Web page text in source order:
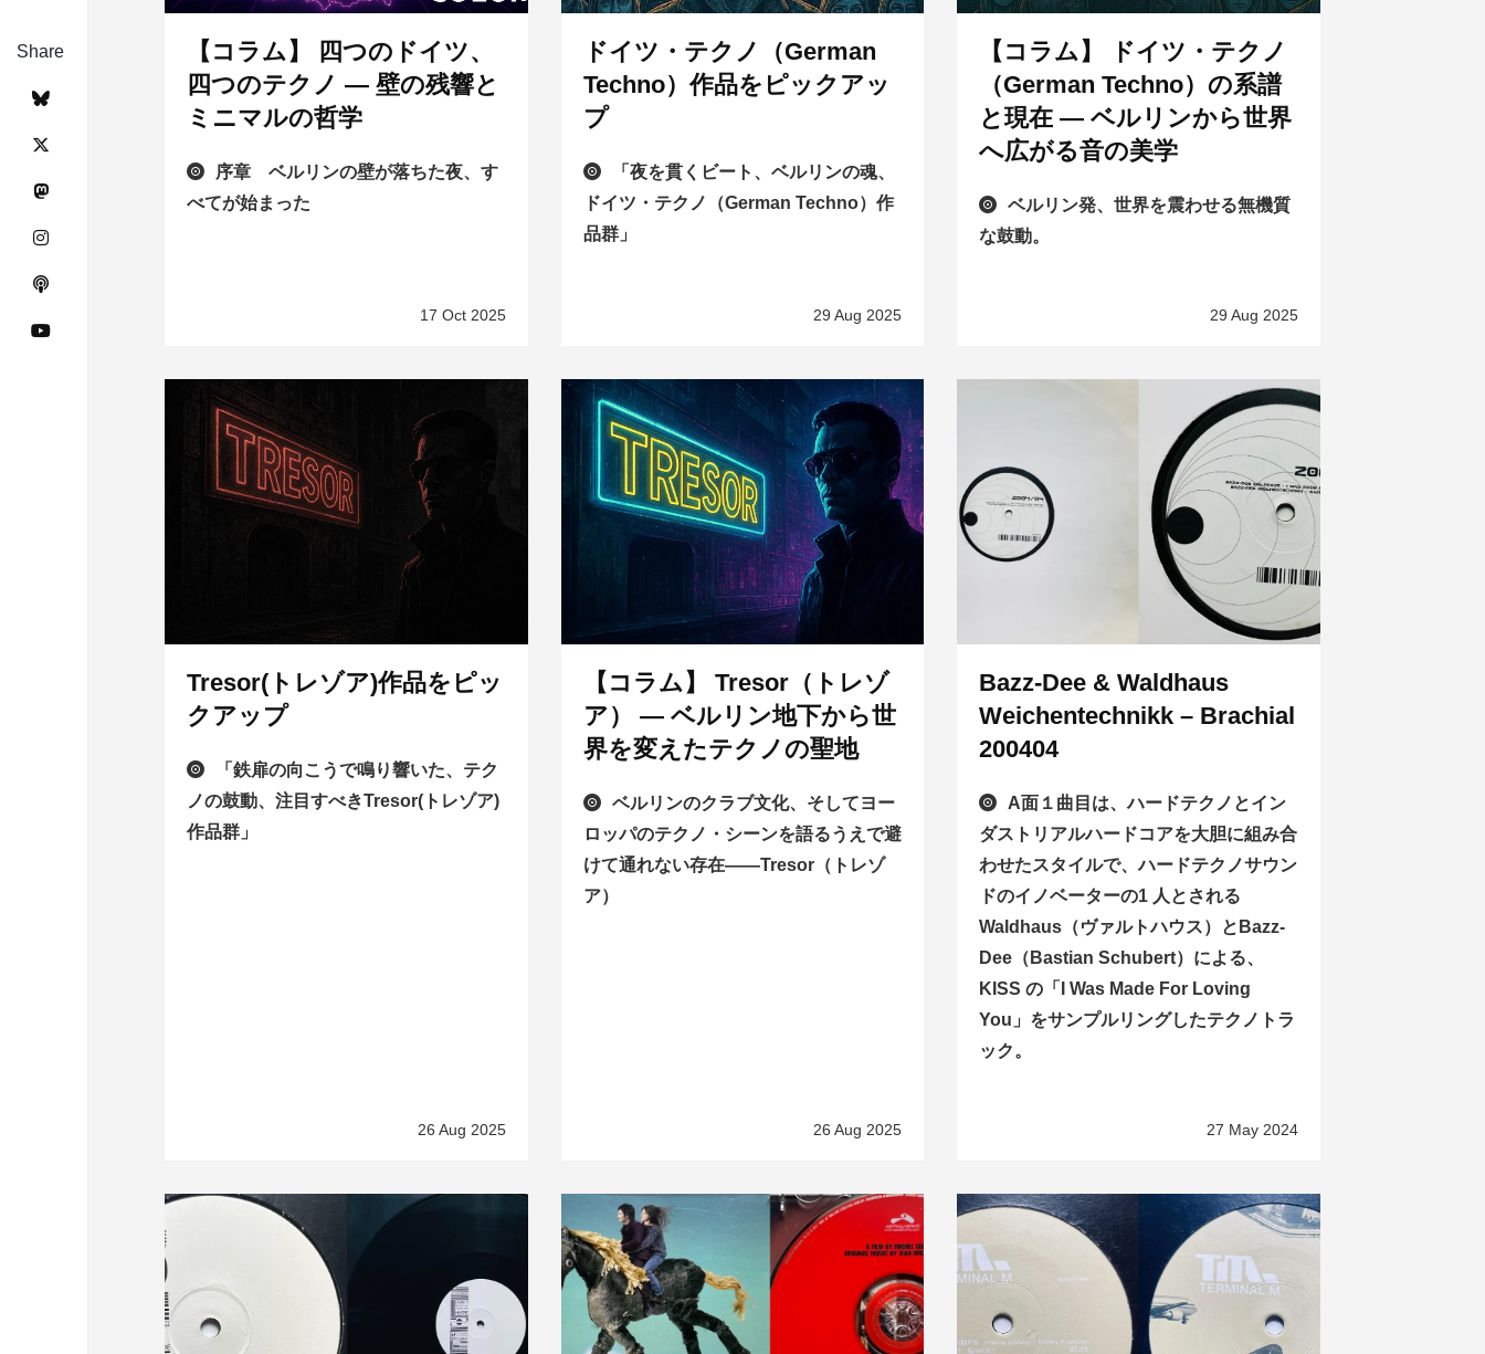
Share
【コラム】 四つのドイツ、
四つのテクノ — 壁の残響と
ミニマルの哲学
序章 ベルリンの壁が落ちた夜、す
べてが始まった
17 Oct 2025
ドイツ・テクノ（German
Techno）作品をピックアッ
プ
「夜を貫くビート、ベルリンの魂、
ドイツ・テクノ（German Techno）作
品群」
29 Aug 2025
【コラム】 ドイツ・テクノ
（German Techno）の系譜
と現在 ― ベルリンから世界
へ広がる音の美学
ベルリン発、世界を震わせる無機質
な鼓動。
29 Aug 2025
Tresor(トレゾア)作品をピッ
クアップ
「鉄扉の向こうで鳴り響いた、テク
ノの鼓動、注目すべきTresor(トレゾア)
作品群」
26 Aug 2025
【コラム】 Tresor（トレゾ
ア） ― ベルリン地下から世
界を変えたテクノの聖地
ベルリンのクラブ文化、そしてヨー
ロッパのテクノ・シーンを語るうえで避
けて通れない存在――Tresor（トレゾ
ア）
26 Aug 2025
Bazz-Dee & Waldhaus
Weichentechnikk – Brachial
200404
A面１曲目は、ハードテクノとイン
ダストリアルハードコアを大胆に組み合
わせたスタイルで、ハードテクノサウン
ドのイノベーターの1 人とされる
Waldhaus（ヴァルトハウス）とBazz-
Dee（Bastian Schubert）による、
KISS の「I Was Made For Loving
You」をサンプルリングしたテクノトラ
ック。
27 May 2024